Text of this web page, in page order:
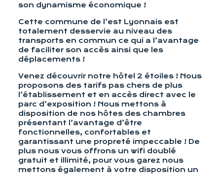
son dynamisme économique !
Cette commune de l’est Lyonnais est
totalement desservie au niveau des
transports en commun ce qui a l’avantage
de faciliter son accès ainsi que les
déplacements !
Venez découvrir notre hôtel 2 étoiles ! Nous
proposons des tarifs pas chers de plus
l’établissement et en accès direct avec le
parc d’exposition ! Nous mettons à
disposition de nos hôtes des chambres
présentant l’avantage d’être
fonctionnelles, confortables et
garantissant une propreté impeccable ! De
plus nous vous offrons un wifi doublé
gratuit et illimité, pour vous garez nous
mettons également à votre disposition un